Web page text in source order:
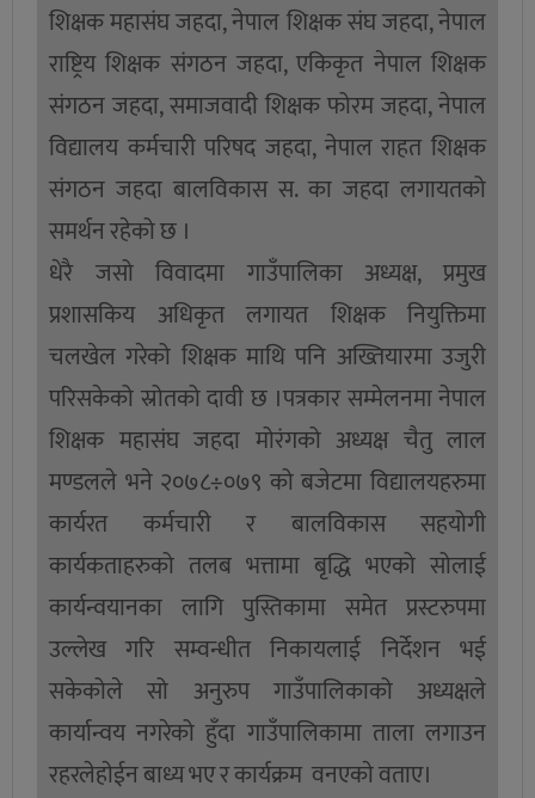
शिक्षक महासंघ जहदा, नेपाल शिक्षक संघ जहदा, नेपाल
राष्ट्रिय शिक्षक संगठन जहदा, एकिकृत नेपाल शिक्षक
संगठन जहदा, समाजवादी शिक्षक फोरम जहदा, नेपाल
विद्यालय कर्मचारी परिषद जहदा, नेपाल राहत शिक्षक
संगठन जहदा बालविकास स. का जहदा लगायतको
समर्थन रहेको छ ।
धेरै जसो विवादमा गाउँपालिका अध्यक्ष, प्रमुख
प्रशासकिय अधिकृत लगायत शिक्षक नियुक्तिमा
चलखेल गरेको शिक्षक माथि पनि अख्तियारमा उजुरी
परिसकेको स्रोतको दावी छ ।पत्रकार सम्मेलनमा नेपाल
शिक्षक महासंघ जहदा मोरंगको अध्यक्ष चैतु लाल
मण्डलले भने २०७८÷०७९ को बजेटमा विद्यालयहरुमा
कार्यरत कर्मचारी र बालविकास सहयोगी
कार्यकताहरुको तलब भत्तामा बृद्धि भएको सोलाई
कार्यन्वयानका लागि पुस्तिकामा समेत प्रस्टरुपमा
उल्लेख गरि सम्वन्धीत निकायलाई निर्देशन भई
सकेकोले सो अनुरुप गाउँपालिकाको अध्यक्षले
कार्यान्वय नगरेको हुँदा गाउँपालिकामा ताला लगाउन
रहरलेहाेईन बाध्य भए र कार्यक्रम वनएकाे वताए।